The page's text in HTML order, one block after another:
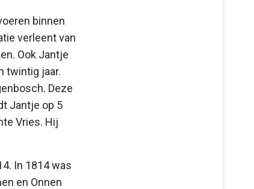
binnen
verleent van
Ook Jantje
twintig jaar.
Deze
Jantje op 5
Vries. Hij
In 1814 was
en Onnen